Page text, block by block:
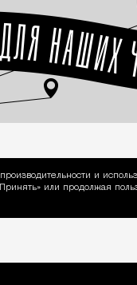
и
или продолжая